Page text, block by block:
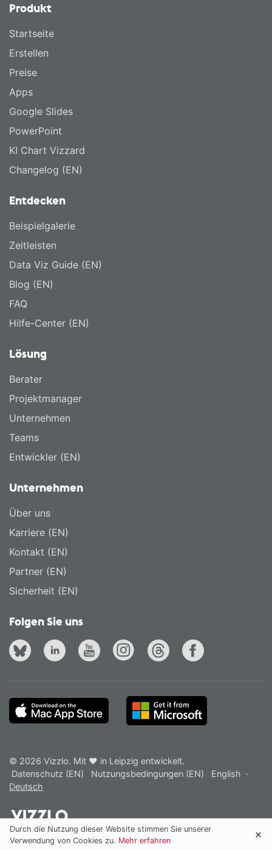
Produkt
Startseite
Erstellen
Preise
Apps
Google Slides
PowerPoint
KI Chart Vizzard
Changelog (EN)
Entdecken
Beispielgalerie
Zeitleisten
Data Viz Guide (EN)
Blog (EN)
FAQ
Hilfe-Center (EN)
Lösung
Berater
Projektmanager
Unternehmen
Teams
Entwickler (EN)
Unternehmen
Über uns
Karriere (EN)
Kontakt (EN)
Partner (EN)
Sicherheit (EN)
Folgen Sie uns
© 2026 Vizzlo. Mit ❤ in Leipzig entwickelt.
Datenschutz (EN)
Nutzungsbedingungen (EN) English ·
Deutsch
Durch die Nutzung dieser Website stimmen Sie unserer
Verwendung von Cookies zu. Mehr erfahren